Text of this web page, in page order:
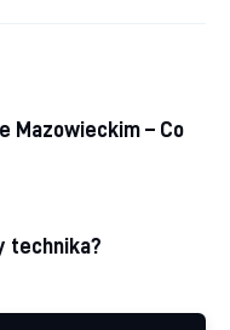
Mazowieckim – Co
technika?